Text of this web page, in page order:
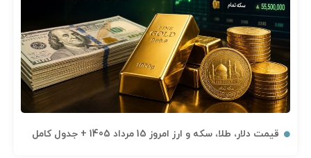
قیمت دلار، طلا، سکه و ارز امروز 15 مرداد 1405 + جدول کامل